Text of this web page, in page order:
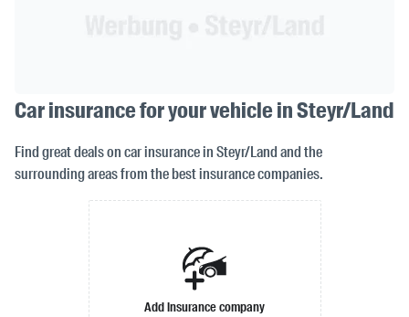
Car insurance for your vehicle in Steyr/Land
Find great deals on car insurance in Steyr/Land and the
surrounding areas from the best insurance companies.
Add insurance company